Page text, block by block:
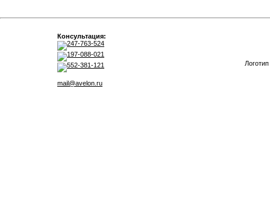
Консультация:
247-763-524
197-088-021
552-381-121
mail@avelon.ru